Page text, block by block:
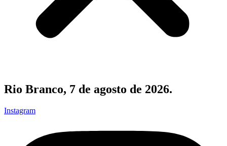
Rio Branco, 7 de agosto de 2026.
Instagram